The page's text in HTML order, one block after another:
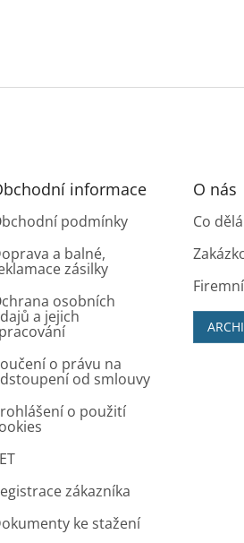
informace
podmínky
a balné,
zásilky
osobních
a jejich
o právu na
od smlouvy
o použití
zákazníka
ke stažení
O nás
Co